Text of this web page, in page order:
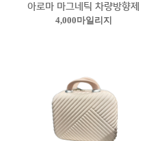
아로마 마그네틱 차량방향제
4,000마일리지